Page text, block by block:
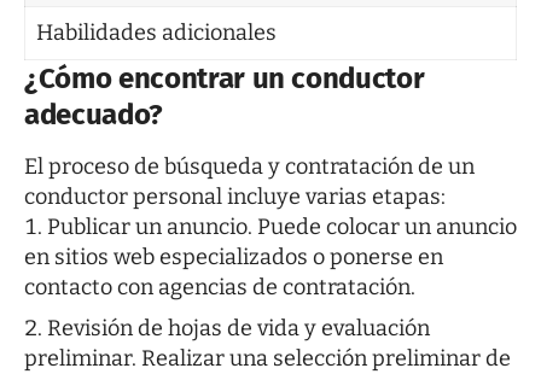
Habilidades adicionales
¿Cómo encontrar un conductor
adecuado?
El proceso de búsqueda y contratación de un
conductor personal incluye varias etapas:
Publicar un anuncio. Puede colocar un anuncio
en sitios web especializados o ponerse en
contacto con agencias de contratación.
Revisión de hojas de vida y evaluación
preliminar. Realizar una selección preliminar de